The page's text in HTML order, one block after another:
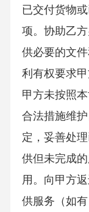
已交付货物
项。协助乙
供必要的文
利有权要求
甲方未按照
合法措施维
定，妥善处
供但未完成
用。向甲方
供服务（如